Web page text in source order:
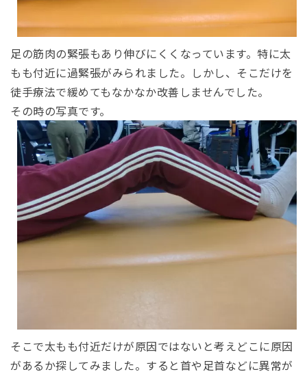
足の筋肉の緊張もあり伸びにくくなっています。特に太
もも付近に過緊張がみられました。 しかし、そこだけを
徒手療法で緩めてもなかなか改善しませんでした。
その時の写真です。
そこで太もも付近だけが原因ではないと考えどこに原因
があるか探してみました。 すると首や足首などに異常が